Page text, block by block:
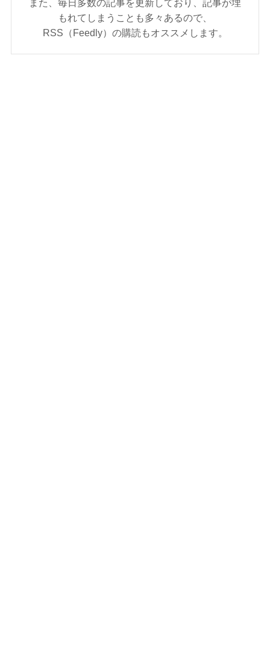
また、毎日多数の記事を更新しており、記事が埋
もれてしまうことも多々あるので、
RSS（Feedly）の購読もオススメします。